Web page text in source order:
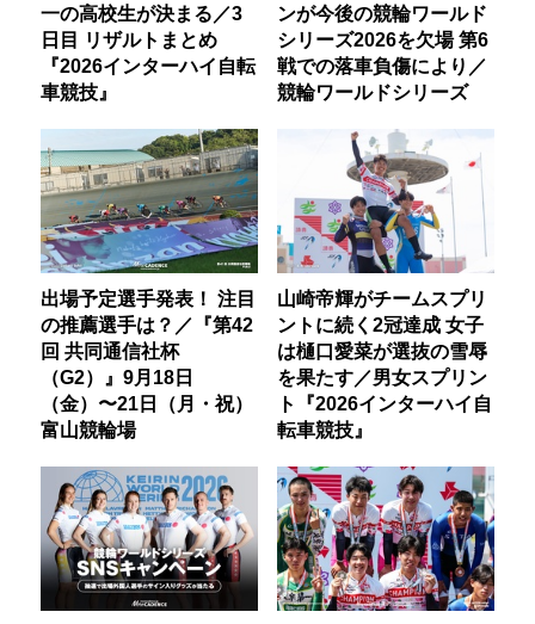
一の高校生が決まる／3
日目 リザルトまとめ
『2026インターハイ自転
車競技』
ンが今後の競輪ワールド
シリーズ2026を欠場 第6
戦での落車負傷により／
競輪ワールドシリーズ
出場予定選手発表！ 注目
の推薦選手は？／『第42
回 共同通信社杯
（G2）』9月18日
（金）〜21日（月・祝）
富山競輪場
山崎帝輝がチームスプリ
ントに続く2冠達成 女子
は樋口愛菜が選抜の雪辱
を果たす／男女スプリン
ト『2026インターハイ自
転車競技』